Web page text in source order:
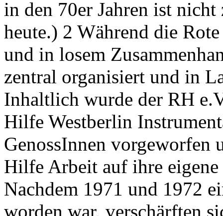
in den 70er Jahren ist
heute.) 2 Während die
und in losem
zentral organisiert und in
Inhaltlich wurde der RH
Hilfe Westberlin
GenossInnen vorgeworfen
Hilfe Arbeit auf ihre
Nachdem 1971 und 1972
worden war, verschärften